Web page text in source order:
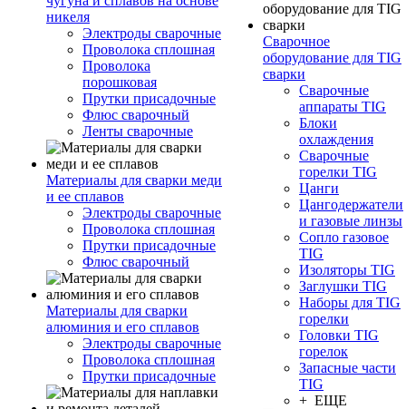
никеля
Электроды сварочные
Проволока сплошная
Проволока
порошковая
Прутки присадочные
Флюс сварочный
Ленты сварочные
Материалы для сварки меди
и ее сплавов
Электроды сварочные
Проволока сплошная
Прутки присадочные
Флюс сварочный
Материалы для сварки
алюминия и его сплавов
Электроды сварочные
Проволока сплошная
Прутки присадочные
Сварочное
оборудование для TIG
сварки
Сварочные
аппараты TIG
Блоки
охлаждения
Сварочные
горелки TIG
Цанги
Цангодержатели
и газовые линзы
Сопло газовое
TIG
Изоляторы TIG
Заглушки TIG
Наборы для TIG
горелки
Головки TIG
горелок
Запасные части
TIG
+ ЕЩЕ